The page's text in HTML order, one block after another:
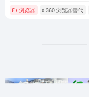
浏览器 # 360 浏览器替代